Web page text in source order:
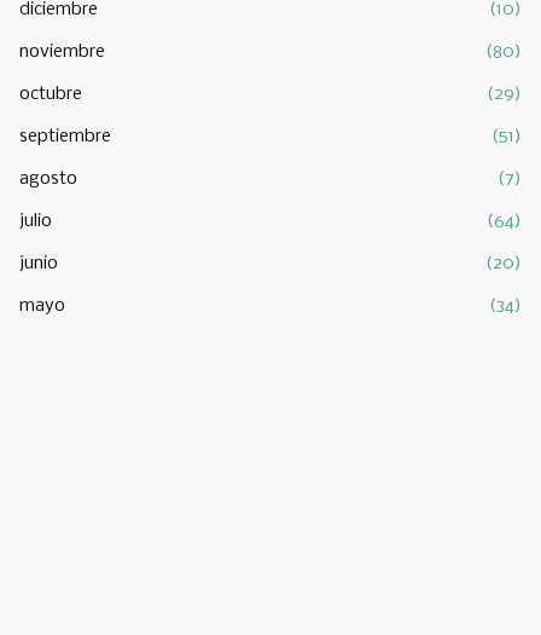
diciembre (10)
noviembre (80)
octubre (29)
septiembre (51)
agosto (7)
julio (64)
junio (20)
mayo (34)